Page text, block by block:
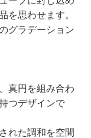
を思わせます。
グラデーション
真円を組み合わ
つデザインで
れた調和を空間